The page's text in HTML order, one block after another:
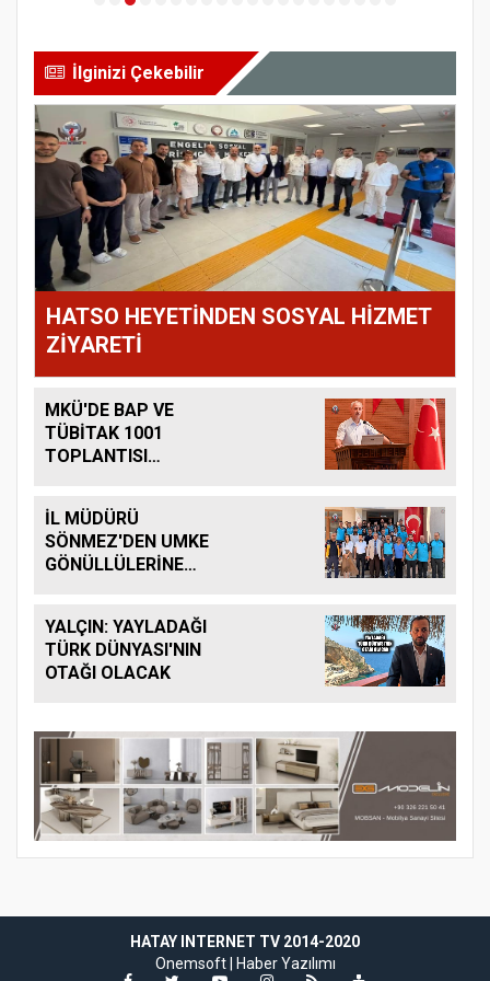
İlginizi Çekebilir
HATSO HEYETİNDEN SOSYAL HİZMET
ZİYARETİ
MKÜ'DE BAP VE
TÜBİTAK 1001
TOPLANTISI
İL MÜDÜRÜ
SÖNMEZ'DEN UMKE
GÖNÜLLÜLERİNE
YALÇIN: YAYLADAĞI
TÜRK DÜNYASI'NIN
OTAĞI OLACAK
HATAY INTERNET TV 2014-2020
Onemsoft |
Haber Yazılımı